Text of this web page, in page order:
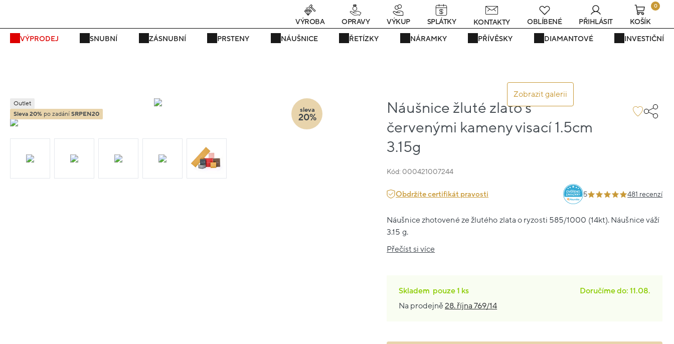
Právě teď! - 20 % na vše! Kód: SRPEN20 24 dní : 12h : 00m : 04s
VÝPRODEJ SNUBNÍ ZÁSNUBNÍ PRSTENY NÁUŠNICE ŘETÍZKY NÁRAMKY PŘÍVĚSKY DIAMANTOVÉ INVESTIČNÍ
VÝROBA OPRAVY VÝKUP SPLÁTKY KONTAKTY OBLÍBENÉ PŘIHLÁSIT
0
KOŠÍK
Zobrazit galerii
Náušnice žluté zlato s
červenými kameny visací 1.5cm
3.15g
Kód: 000421007244
Outlet
Sleva 20% po zadání SRPEN20
sleva
20%
Obdržíte certifikát pravosti 5 481 recenzí
Náušnice zhotovené ze žlutého zlata o ryzosti 585/1000 (14kt). Náušnice váží
3.15 g.
Přečíst si více
Skladem pouze1 ks
Doručíme do: 11.08.
Na prodejně28. října 769/14